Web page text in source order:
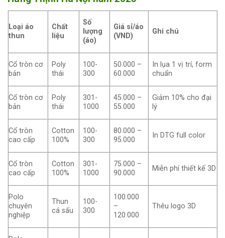
Loại áo
thun
Chất
liệu
Số
lượng
(áo)
Giá sỉ/áo
(VND)
Ghi chú
Cổ tròn cơ
bản
Poly
thái
100-
300
50.000 –
60.000
In lụa 1 vị trí, form
chuẩn
Cổ tròn cơ
bản
Poly
thái
301-
1000
45.000 –
55.000
Giảm 10% cho đại
lý
Cổ tròn
cao cấp
Cotton
100%
100-
300
80.000 –
95.000
In DTG full color
Cổ tròn
cao cấp
Cotton
100%
301-
1000
75.000 –
90.000
Miễn phí thiết kế 3D
Polo
chuyên
nghiệp
Thun
cá sấu
100-
300
100.000
–
120.000
Thêu logo 3D